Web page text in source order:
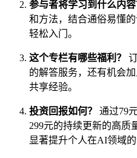
参与者将学习到什么内容
和方法，结合通俗易懂
轻松入门。
这个专栏有哪些福利？
的解答服务，还有机会
共享经验。
投资回报如何？
通过79
299元的持续更新的高质
显著提升个人在AI领域的